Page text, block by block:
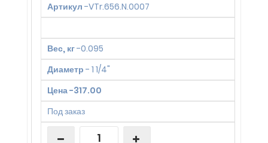
Артикул -VTr.656.N.0007
Вес, кг-0.095
Диаметр - 1 1/4"
Цена-317.00
Под заказ